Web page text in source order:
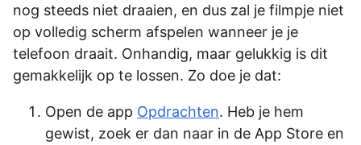
nog steeds niet draaien, en dus zal je filmpje niet
op volledig scherm afspelen wanneer je je
telefoon draait. Onhandig, maar gelukkig is dit
gemakkelijk op te lossen. Zo doe je dat:
Open de app Opdrachten. Heb je hem
gewist, zoek er dan naar in de App Store en